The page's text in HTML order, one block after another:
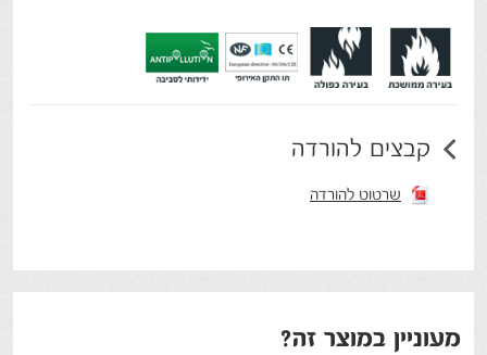
קבצים להורדה
שרטוט להורדה
מעוניין במוצר זה?